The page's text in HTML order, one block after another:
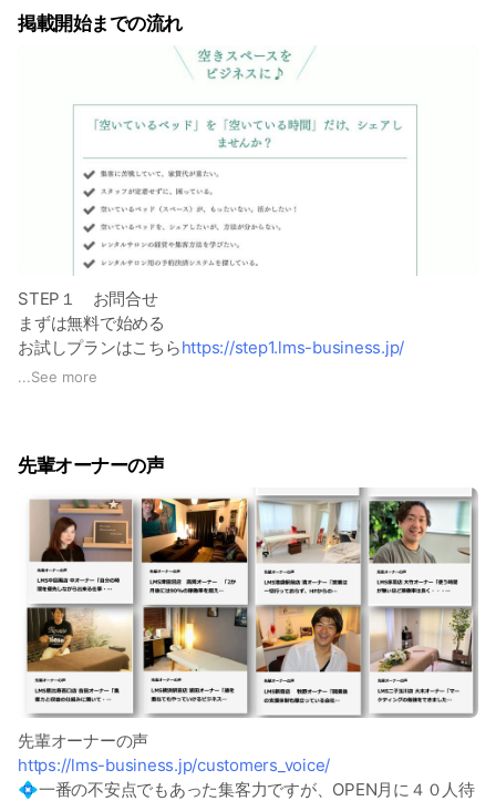
す。
全国40店舗達成‼️
月売上70万円越え店舗もあり！
【サポート】
①月売上70万円越えを実現させたプロチームによる、安心の
徹底サポート！
②面倒な予約システムの初期設定も、オンラインで徹底サポ
ート致します。
※まずは、家賃代をレンタルサロン売上だけで、補えるように
土台を作っていきましょう！
【掲載特典】
掲載開始までの流れ
STEP１ お問合せ
まずは無料で始める
お試しプランはこちらhttps://step1.lms-business.jp/
↓
↓
STEP4 掲載準備
STEP5 集客・運営サポート
↓
STEP6 募集開始！
...See more
先輩オーナーの声
先輩オーナーの声
https://lms-business.jp/customers_voice/
💠一番の不安点でもあった集客力ですが、OPEN月に４０人待